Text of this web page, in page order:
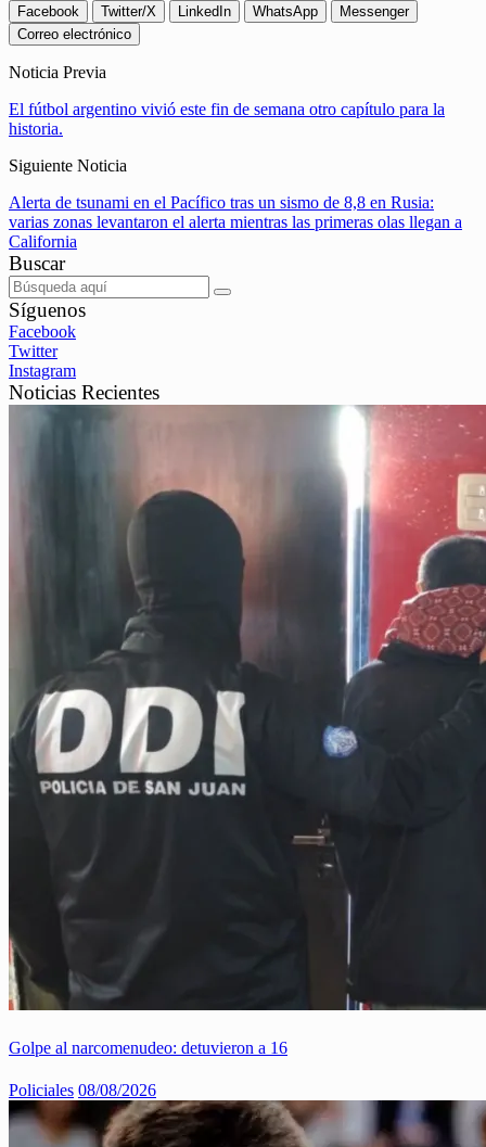
Facebook Twitter/X LinkedIn WhatsApp
Messenger
Correo electrónico
Noticia Previa
El fútbol argentino vivió este fin de semana otro capítulo para la
historia.
Siguiente Noticia
Alerta de tsunami en el Pacífico tras un sismo de 8,8 en Rusia:
varias zonas levantaron el alerta mientras las primeras olas llegan a
California
Buscar
Síguenos
Facebook
Twitter
Instagram
Noticias Recientes
Golpe al narcomenudeo: detuvieron a 16
Policiales 08/08/2026